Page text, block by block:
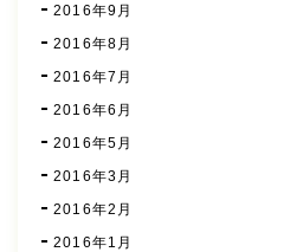
2016年9月
2016年8月
2016年7月
2016年6月
2016年5月
2016年3月
2016年2月
2016年1月